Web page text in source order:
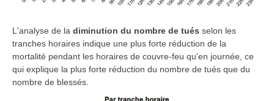
L'analyse de la diminution du nombre de tués selon les
tranches horaires indique une plus forte réduction de la
mortalité pendant les horaires de couvre-feu qu'en journée, ce
qui explique la plus forte réduction du nombre de tués que du
nombre de blessés.